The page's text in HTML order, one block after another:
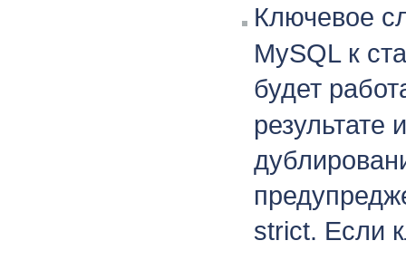
Ключевое
MySQL к
будет
результате
strict. Если